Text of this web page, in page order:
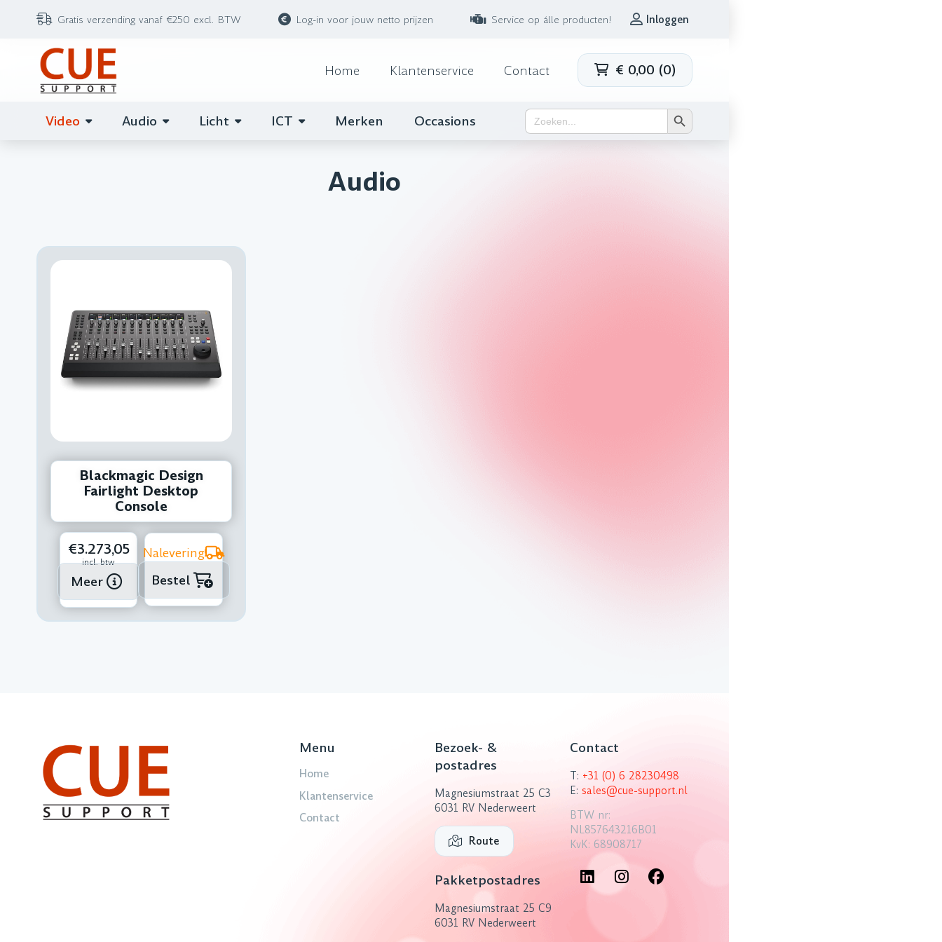
Gratis verzending vanaf €250 excl. BTW Log-in voor jouw netto prijzen Service op álle producten! Inloggen
Home Klantenservice Contact € 0,00 (0)
Video Audio Licht ICT Merken Occasions Zoek
naar:
Zoekknop
Audio
Blackmagic Design
Fairlight Desktop
Console
€3.273,05
incl. btw
Meer
Nalevering
Bestel
Menu
Home
Klantenservice
Contact
Bezoek- &
postadres
Magnesiumstraat 25 C3
6031 RV Nederweert
Route
Pakketpostadres
Magnesiumstraat 25 C9
6031 RV Nederweert
Contact
T: +31 (0) 6 28230498
E: sales@cue-support.nl
BTW nr:
NL857643216B01
KvK: 68908717